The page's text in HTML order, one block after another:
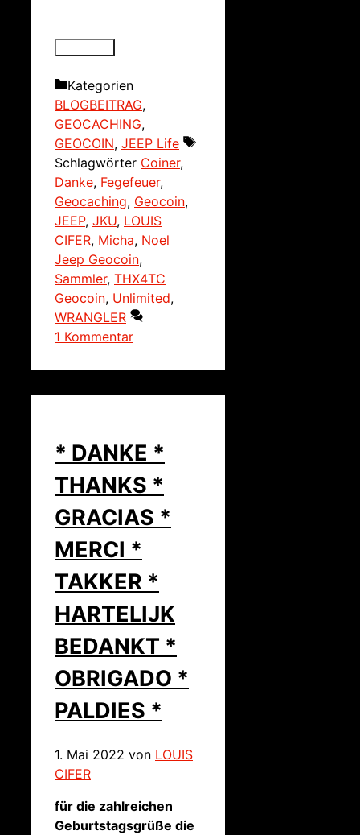
Kategorien
BLOGBEITRAG,
GEOCACHING,
GEOCOIN, JEEP Life
Schlagwörter Coiner,
Danke, Fegefeuer,
Geocaching, Geocoin,
JEEP, JKU, LOUIS
CIFER, Micha, Noel
Jeep Geocoin,
Sammler, THX4TC
Geocoin, Unlimited,
WRANGLER
1 Kommentar
* DANKE *
THANKS *
GRACIAS *
MERCI *
TAKKER *
HARTELIJK
BEDANKT *
OBRIGADO *
PALDIES *
1. Mai 2022 von LOUIS
CIFER
für die zahlreichen
Geburtstagsgrüße die